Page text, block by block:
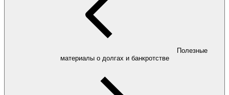
Полезные
материалы о долгах и банкротстве